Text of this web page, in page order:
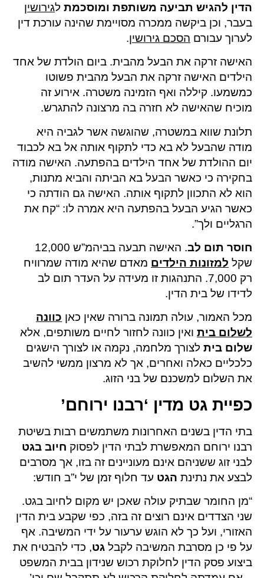
הדין להגיש תביעה משותפת ומוסכמת לגירושין
בעבר, וכן ביקשה ממכרה מסויימת שהינה עורכת דין
לערוך עבורם הסכם גירושין.
האישה זרקה את הבעל מהבית. ביום הולדת של אחד
הילדים האישה זרקה את הבעל מהבית פשוטו
כמשמעו. קיללה ואף הזמינה משטרה. אירוע זה
מוכיח שהאישה לא חזרה בה מרצונה להתגרש.
תלונת שווא במשטרה, שהוגשה אשר לגביה היא
מודה שהבעל לא בא כדי לתקוף אותה אל בא לכבוד
יום ההולדת של אחד הילדים בהפתעה. האישה מודה
בחקירה כי כאשר הבעל בא הביתה והביא מתנות,
הוא לא התכוון לתקוף אותה. האישה גם הודתה כי
כאשר הגיע הבעל בהפתעה היא אמרה לו: “קח את
הרגליים ולך”.
חוסר תום לב
. האישה תבעה בביהמ”ש 12,000
שקל למזונות הילדים מאדם שהיא מודה שמרוויח
רק 7,000. התנהגות זו מעידה על העדר תום לב
לדידו של בית הדין.
מכל האמור, עולה תמונה ברורה שאין כאן כוונה
לשלום בית ואין כוונה לחזור לחיים משותפים, אלא
שלום בית לצורך מלחמה, נקמה או לצורך הישגים
כלכליים כאלה ואחרים, אך לא מרצון ממשי להשיב
את השלום למשכנם של בני הזוג.
כפיית גט מדין ‘רבנו ירוחם’
בתי הדין בשנים האחרונות משתמשים רבות בשיטת
רבנו ירוחם המאפשרת לבתי הדין לפסוק חיוב בגט
לבני זוג ששניהם אינם מעוניינים זה בזו, אך מסרבים
לבצע את נתינת הגט עד חלוף זמן של י”ב חודש:
“מן החומר שבתיק עולה שאכן יש מקום לחיוב בגט.
שני הצדדים אינם רוצים זה בזה, כפי שקבע בית הדין
האזורי, ועל כך לא הוגש ערעור על ידי המשיבה. אף
על פי כן מסרבת המשיבה לקבל גט, כדי להבטיח את
ביצוע פסק הדין לחלוקת רכוש שנידון בבית המשפט